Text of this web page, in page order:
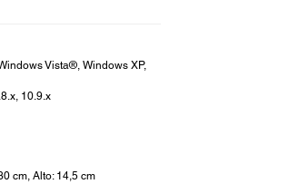
Vista®, Windows XP,
10.9.x
cm, Alto: 14,5 cm